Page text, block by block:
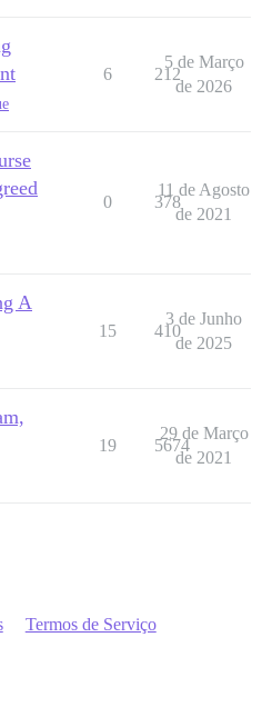
6 212
5 de Março
de 2026
0 378
11 de Agosto
de 2021
A
15 410
3 de Junho
de 2025
19 5674
29 de Março
de 2021
Termos de Serviço